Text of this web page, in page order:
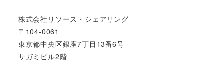
株式会社リソース・シェアリング
〒104-0061
東京都中央区銀座7丁目13番6号
サガミビル2階